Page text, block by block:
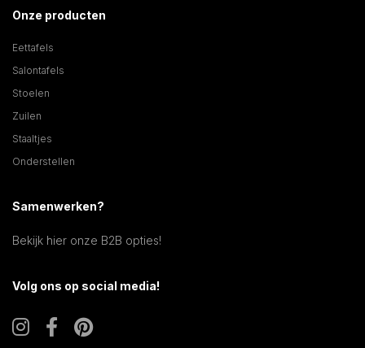
Onze producten
Eettafels
Salontafels
Stoelen
Zuilen
Staaltjes
Onderstellen
Samenwerken?
Bekijk hier onze B2B opties!
Volg ons op social media!